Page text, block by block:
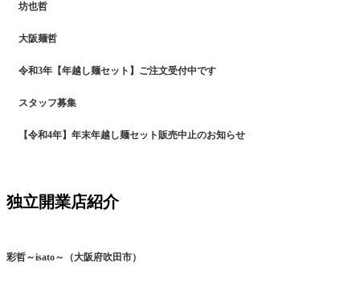
坊也哲
大阪麺哲
令和3年【年越し麺セット】ご注文受付中です
スタッフ募集
【令和4年】年末年越し麺セット販売中止のお知らせ
独立開業店紹介
彩哲～isato～（大阪府吹田市）